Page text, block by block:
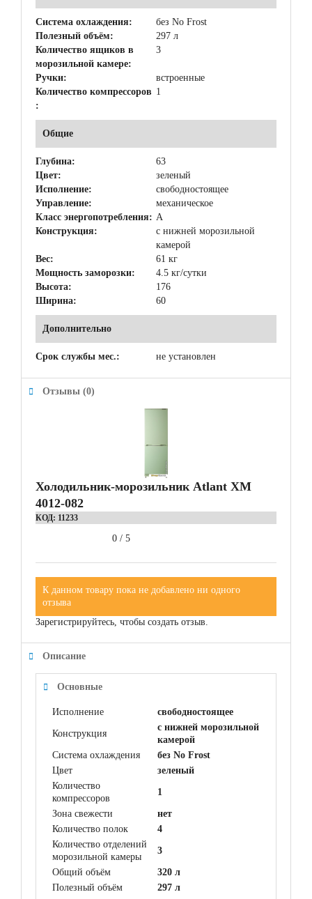
Система охлаждения:
без No Frost
Полезный объём:
297 л
Количество ящиков в
морозильной камере:
3
Ручки:
встроенные
Количество компрессоров
:
1
Общие
Глубина:
63
Цвет:
зеленый
Исполнение:
свободностоящее
Управление:
механическое
Класс энергопотребления: A
Конструкция:
с нижней морозильной
камерой
Вес:
61 кг
Мощность заморозки:
4.5 кг/сутки
Высота:
176
Ширина:
60
Дополнительно
Срок службы мес.: не установлен
Отзывы (0)
Холодильник-морозильник Atlant ХМ
4012-082
КОД: 11233
0 / 5
К данном товару пока не добавлено ни одного
отзыва
Зарегистрируйтесь, чтобы создать отзыв.
Описание
Основные
Исполнение свободностоящее
Конструкция
с нижней морозильной
камерой
Система охлаждения
без No Frost
Цвет
зеленый
Количество
компрессоров
1
Зона свежести
нет
Количество полок
4
Количество отделений
морозильной камеры
3
Общий объём
320 л
Полезный объём
297 л